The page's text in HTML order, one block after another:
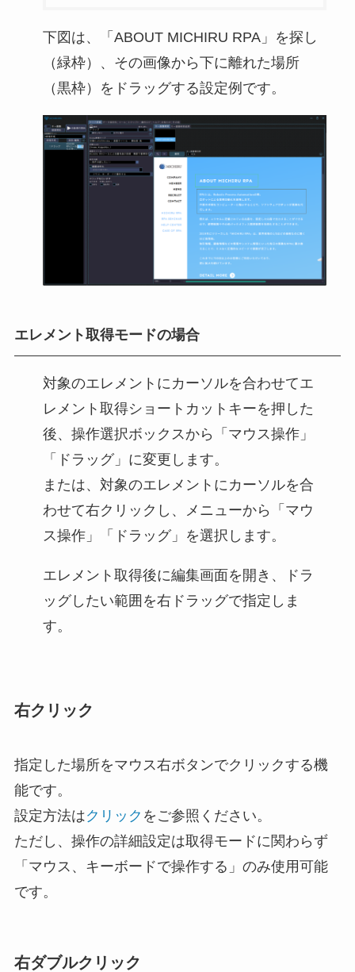
下図は、「ABOUT MICHIRU RPA」を探し
（緑枠）、その画像から下に離れた場所
（黒枠）をドラッグする設定例です。
エレメント取得モードの場合
対象のエレメントにカーソルを合わせてエ
レメント取得ショートカットキーを押した
後、操作選択ボックスから「マウス操作」
「ドラッグ」に変更します。
または、対象のエレメントにカーソルを合
わせて右クリックし、メニューから「マウ
ス操作」「ドラッグ」を選択します。
エレメント取得後に編集画面を開き、ドラ
ッグしたい範囲を右ドラッグで指定しま
す。
右クリック
指定した場所をマウス右ボタンでクリックする機
能です。
設定方法はクリック をご参照ください。
ただし、操作の詳細設定は取得モードに関わらず
「マウス、キーボードで操作する」のみ使用可能
です。
右ダブルクリック